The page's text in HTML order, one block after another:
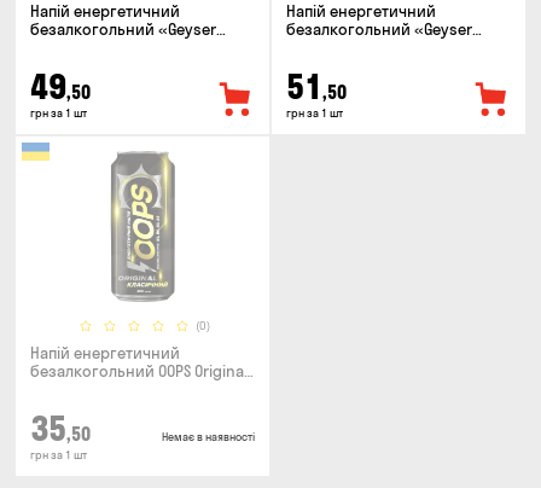
Напій енергетичний
безалкогольний «Geyser
49,50
грн за 1 шт
Напій енергетичний
безалкогольний «Geyser
51 ,50
грн за 1 шт
(0)
Напій енергетичний
безалкогольний OOPS Original
35,50
грн за 1 шт
Немає в наявності